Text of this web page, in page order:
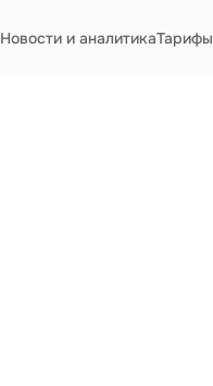
Новости и аналитикаТарифы